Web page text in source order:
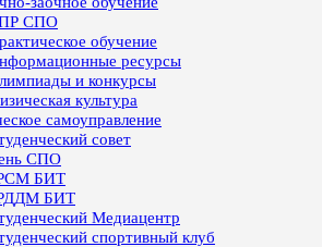
СПО
обучение
ресурсы
и конкурсы
культура
самоуправление
совет
СПО
БИТ
БИТ
Медиацентр
спортивный клуб